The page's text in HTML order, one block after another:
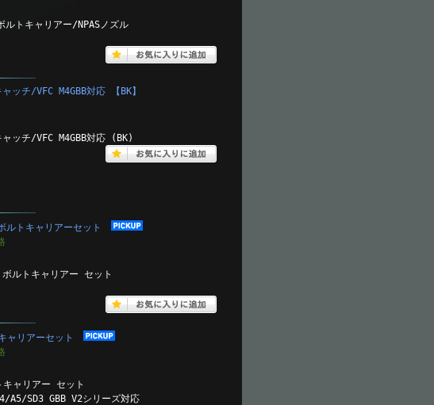
ルトキャリアー/NPASノズル
ッチ/VFC M4GBB対応 【BK】
ッチ/VFC M4GBB対応 (BK)
ルトキャリアーセット
ボルトキャリアー セット
ャリアーセット
キャリアー セット
A5/SD3 GBB V2シリーズ対応